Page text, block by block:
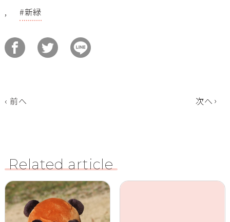
, 新緑
前へ 次へ
Related article